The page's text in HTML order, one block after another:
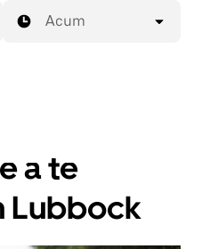
Acum
a te
Lubbock